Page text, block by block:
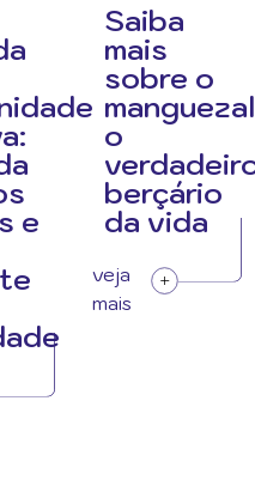
e
Saiba
mais
sobre o
o
berçário
da vida
veja
mais